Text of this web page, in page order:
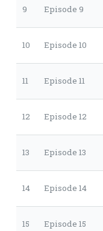
9 Episode 9
10 Episode 10
11 Episode 11
12 Episode 12
13 Episode 13
14 Episode 14
15 Episode 15